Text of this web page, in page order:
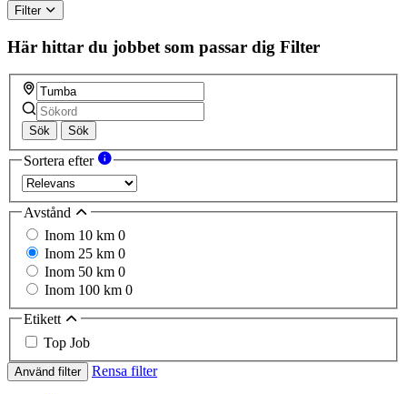
Filter
Här hittar du jobbet som passar dig Filter
Sök Sök
Sortera efter
Avstånd
Inom 10 km 0
Inom 25 km 0
Inom 50 km 0
Inom 100 km 0
Etikett
Top Job
Använd filter Rensa filter